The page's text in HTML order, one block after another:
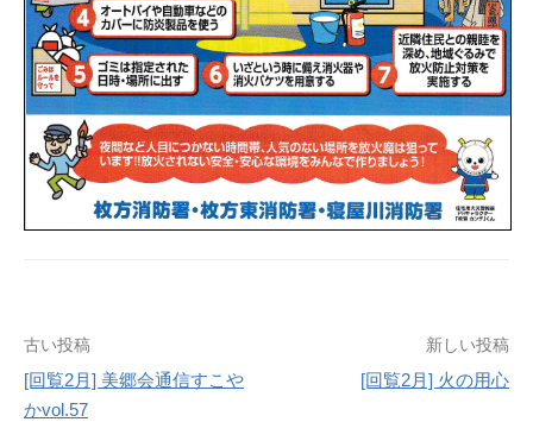
投
稿
古い投稿
[回覧2月] 美郷会通信すこや
かvol.57
新しい投稿
[回覧2月] 火の用心